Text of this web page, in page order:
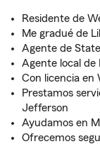
Residente de
Me gradué de
Agente de
Agente local de
Con licencia en
Prestamos
Jefferson
Ayudamos en
Ofrecemos